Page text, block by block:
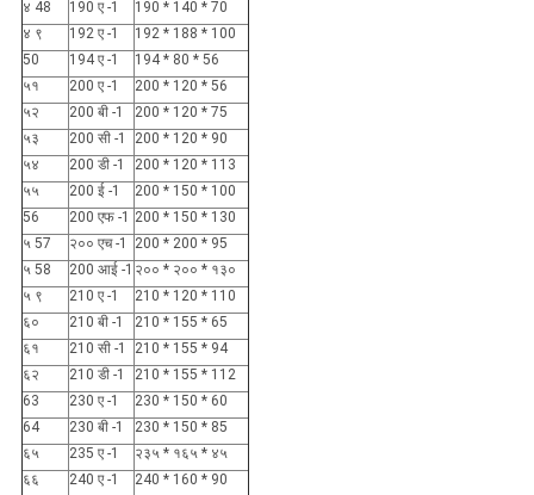
४ 48 190 ए -1
190 * 140 * 70
४ ९
192 ए -1
192 * 188 * 100
50
194 ए -1
194 * 80 * 56
५१
200 ए -1
200 * 120 * 56
५२
200 बी -1
200 * 120 * 75
५३
200 सी -1
200 * 120 * 90
५४
200 डी -1
200 * 120 * 113
५५
200 ई -1
200 * 150 * 100
56
200 एफ -1 200 * 150 * 130
५ 57
२०० एच -1
200 * 200 * 95
५ 58
200 आई -1 २०० * २०० * १३०
५ ९
210 ए -1
210 * 120 * 110
६०
210 बी -1
210 * 155 * 65
६१
210 सी -1
210 * 155 * 94
६२
210 डी -1
210 * 155 * 112
63
230 ए -1
230 * 150 * 60
64
230 बी -1
230 * 150 * 85
६५
235 ए -1
२३५ * १६५ * ४५
६६
240 ए -1
240 * 160 * 90